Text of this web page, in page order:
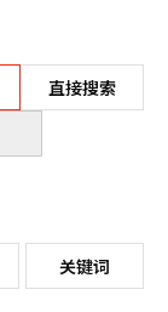
直接搜索
关键词